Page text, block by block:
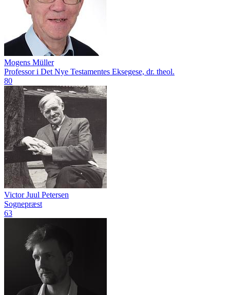
Mogens Müller
Professor i Det Nye Testamentes Eksegese, dr. theol.
80
Victor Juul Petersen
Sognepræst
63